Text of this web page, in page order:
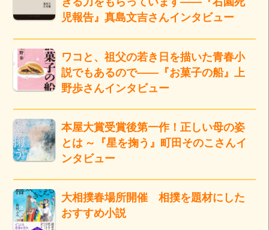
児報告』真島文吉さんインタビュー
ワコと、祖父の若き日を描いた青春小
説でもあるので――『お菓子の船』上
野歩さんインタビュー
本屋大賞受賞後第一作！正しい母の姿
とは ～『星を掬う』町田そのこさんイ
ンタビュー
大相撲春場所開催 相撲を題材にした
おすすめ小説